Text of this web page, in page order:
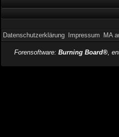
Datenschutzerklärung Impressum MA
Forensoftware: Burning Board®,